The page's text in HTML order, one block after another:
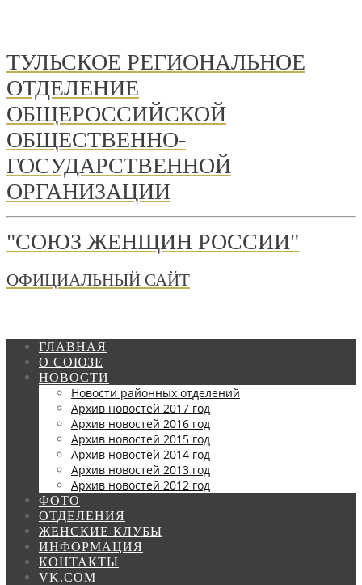
ТУЛЬСКОЕ РЕГИОНАЛЬНОЕ
ОТДЕЛЕНИЕ
ОБЩЕРОССИЙСКОЙ
ОБЩЕСТВЕННО-
ГОСУДАРСТВЕННОЙ
ОРГАНИЗАЦИИ
"СОЮЗ ЖЕНЩИН РОССИИ"
ОФИЦИАЛЬНЫЙ САЙТ
ГЛАВНАЯ
О СОЮЗЕ
НОВОСТИ
Новости районных отделений
Архив новостей 2017 год
Архив новостей 2016 год
Архив новостей 2015 год
Архив новостей 2014 год
Архив новостей 2013 год
Архив новостей 2012 год
ФОТО
ОТДЕЛЕНИЯ
ЖЕНСКИЕ КЛУБЫ
ИНФОРМАЦИЯ
КОНТАКТЫ
VK.COM